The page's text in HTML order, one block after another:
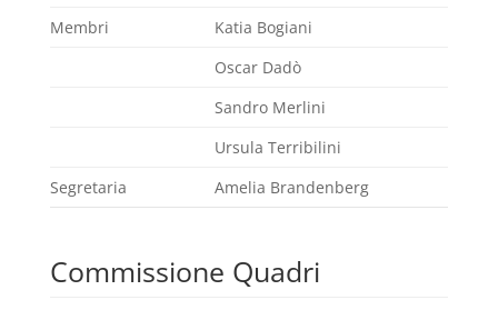
Membri
Katia Bogiani
Oscar Dadò
Sandro Merlini
Ursula Terribilini
Segretaria
Amelia Brandenberg
Commissione Quadri